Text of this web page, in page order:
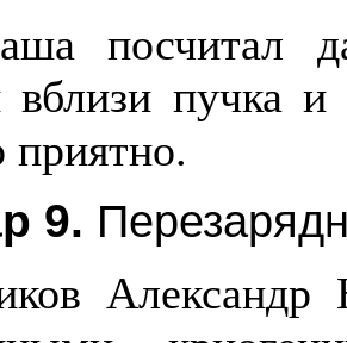
посчитал
вблизи пучка
приятно.
9.
Александр